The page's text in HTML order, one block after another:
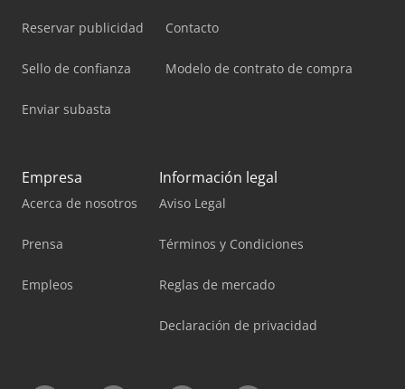
Reservar publicidad
Sello de confianza
Enviar subasta
Contacto
Modelo de contrato de compra
Empresa
Acerca de nosotros
Prensa
Empleos
Información legal
Aviso Legal
Términos y Condiciones
Reglas de mercado
Declaración de privacidad